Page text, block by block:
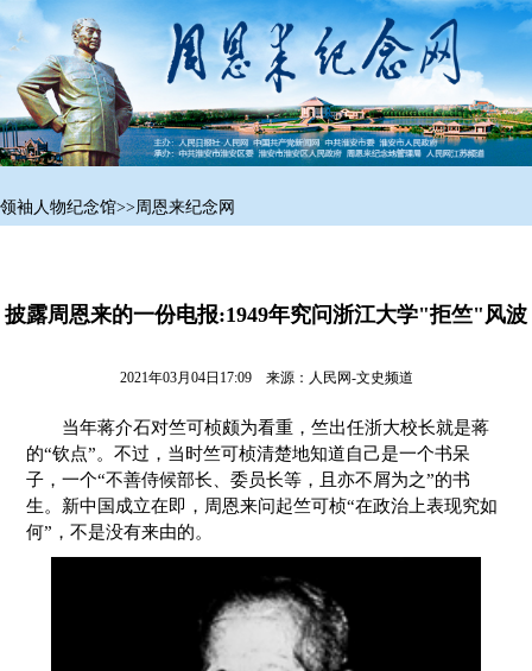
领袖人物纪念馆>>周恩来纪念网
披露周恩来的一份电报:1949年究问浙江大学"拒竺"风波
2021年03月04日17:09 来源： 人民网-文史频道
当年蒋介石对竺可桢颇为看重，竺出任浙大校长就是蒋
的“钦点”。不过，当时竺可桢清楚地知道自己是一个书呆
子，一个“不善侍候部长、委员长等，且亦不屑为之”的书
生。新中国成立在即，周恩来问起竺可桢“在政治上表现究如
何”，不是没有来由的。